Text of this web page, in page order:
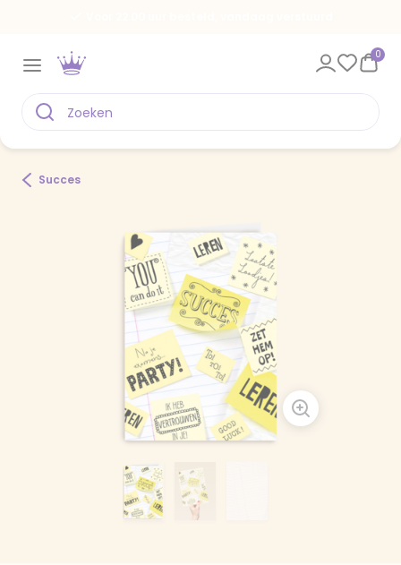
0
Succes